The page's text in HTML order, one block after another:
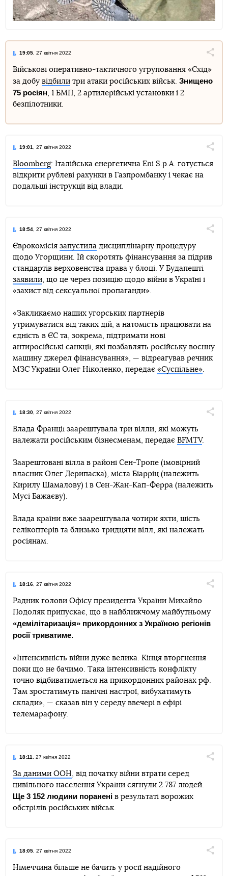
19:05, 27 квітня 2022
TelegramFacebookTwitter
Військові оперативно-тактичного угруповання «Схід»
за добу відбили три атаки російських військ. Знищено
75 росіян, 1 БМП, 2 артилерійські установки і 2
безпілотники.
19:01, 27 квітня 2022
TelegramFacebookTwitter
Bloomberg: Італійська енергетична Eni S.p.A. готується
відкрити рублеві рахунки в Газпромбанку і чекає на
подальші інструкції від влади.
18:54, 27 квітня 2022
TelegramFacebookTwitter
Єврокомісія запустила дисциплінарну процедуру
щодо Угорщини. Їй скоротять фінансування за підрив
стандартів верховенства права у блоці. У Будапешті
заявили, що це через позицію щодо війни в Україні і
«захист від сексуальної пропаганди».
«Закликаємо наших угорських партнерів
утримуватися від таких дій, а натомість працювати на
єдність в ЄС та, зокрема, підтримати нові
антиросійські санкції, які позбавлять російську воєнну
машину джерел фінансування», — відреагував речник
МЗС України Олег Ніколенко, передає «Суспільне».
18:30, 27 квітня 2022
TelegramFacebookTwitter
Влада Франції заарештувала три вілли, які можуть
належати російським бізнесменам, передає BFMTV.
Заарештовані вілла в районі Сен-Тропе (імовірний
власник Олег Дерипаска), міста Біарріц (належить
Кирилу Шамалову) і в Сен-Жан-Кап-Ферра (належить
Мусі Бажаєву).
Влада країни вже заарештувала чотири яхти, шість
гелікоптерів та близько тридцяти вілл, які належать
росіянам.
18:16, 27 квітня 2022
TelegramFacebookTwitter
Радник голови Офісу президента України Михайло
Подоляк припускає, що в найближчому майбутньому
«демілітаризація» прикордонних з Україною регіонів
росії триватиме.
«Інтенсивність війни дуже велика. Кінця вторгнення
поки що не бачимо. Така інтенсивність конфлікту
точно відбиватиметься на прикордонних районах рф.
Там зростатимуть панічні настрої, вибухатимуть
склади», — сказав він у середу ввечері в ефірі
телемарафону.
18:11, 27 квітня 2022
TelegramFacebookTwitter
За даними ООН, від початку війни втрати серед
цивільного населення України сягнули 2 787 людей.
Ще 3 152 людини поранені в результаті ворожих
обстрілів російських військ.
18:05, 27 квітня 2022
Німеччина більше не бачить у росії надійного